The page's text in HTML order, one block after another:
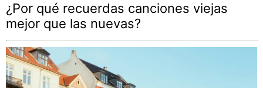
¿Por qué recuerdas canciones viejas
mejor que las nuevas?